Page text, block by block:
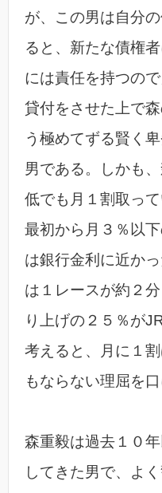
が、この男は自分
ると、新たな債権
には責任を持つの
貸付をさせた上で
う極めてずる賢く
男である。しかも
低でも月１割取っ
最初から月３％以
は銀行金利に近か
は１レースが約２
り上げの２５％が
考えると、月に１
もならない理屈を口
森重毅は過去１０
してきた男で、よ